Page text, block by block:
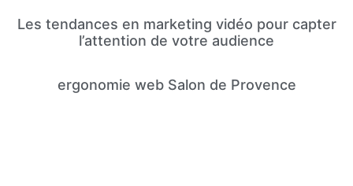
Les tendances en marketing vidéo pour capter
l’attention de votre audience
ergonomie web Salon de Provence